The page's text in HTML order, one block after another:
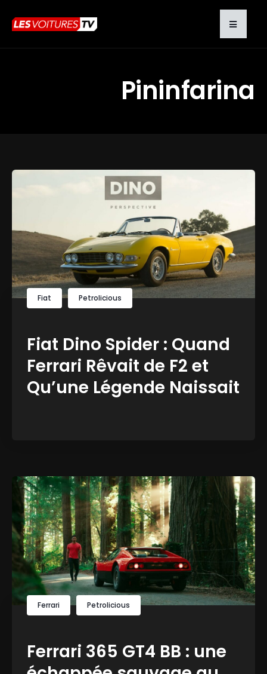
Pininfarina
Fiat Petrolicious
Fiat Dino Spider : Quand
Ferrari Rêvait de F2 et
Qu’une Légende Naissait
Ferrari Petrolicious
Ferrari 365 GT4 BB : une